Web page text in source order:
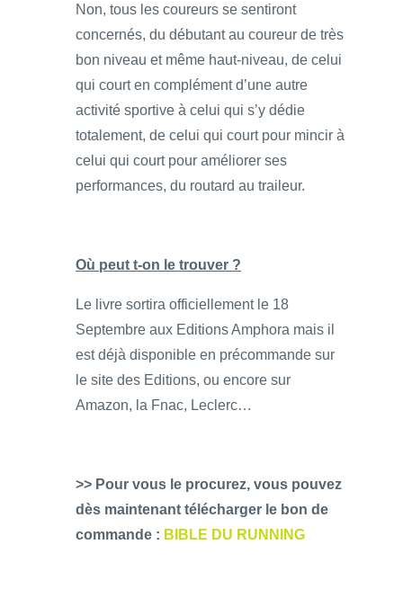
Non, tous les coureurs se sentiront
concernés, du débutant au coureur de très
bon niveau et même haut-niveau, de celui
qui court en complément d’une autre
activité sportive à celui qui s’y dédie
totalement, de celui qui court pour mincir à
celui qui court pour améliorer ses
performances, du routard au traileur.
Où peut t-on le trouver ?
Le livre sortira officiellement le 18
Septembre aux Editions Amphora mais il
est déjà disponible en précommande sur
le site des Editions, ou encore sur
Amazon, la Fnac, Leclerc…
>> Pour vous le procurez, vous pouvez
dès maintenant télécharger le bon de
commande : BIBLE DU RUNNING